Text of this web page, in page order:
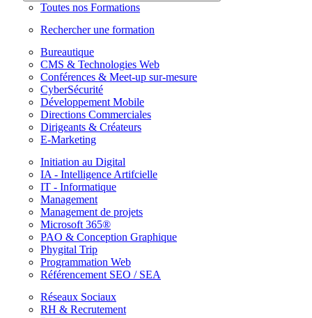
Toutes nos Formations
Rechercher une formation
Bureautique
CMS & Technologies Web
Conférences & Meet-up sur-mesure
CyberSécurité
Développement Mobile
Directions Commerciales
Dirigeants & Créateurs
E-Marketing
Initiation au Digital
IA - Intelligence Artifcielle
IT - Informatique
Management
Management de projets
Microsoft 365®
PAO & Conception Graphique
Phygital Trip
Programmation Web
Référencement SEO / SEA
Réseaux Sociaux
RH & Recrutement